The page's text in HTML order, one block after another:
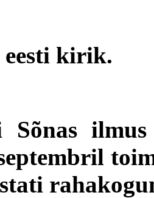
kirik.
Sõnas